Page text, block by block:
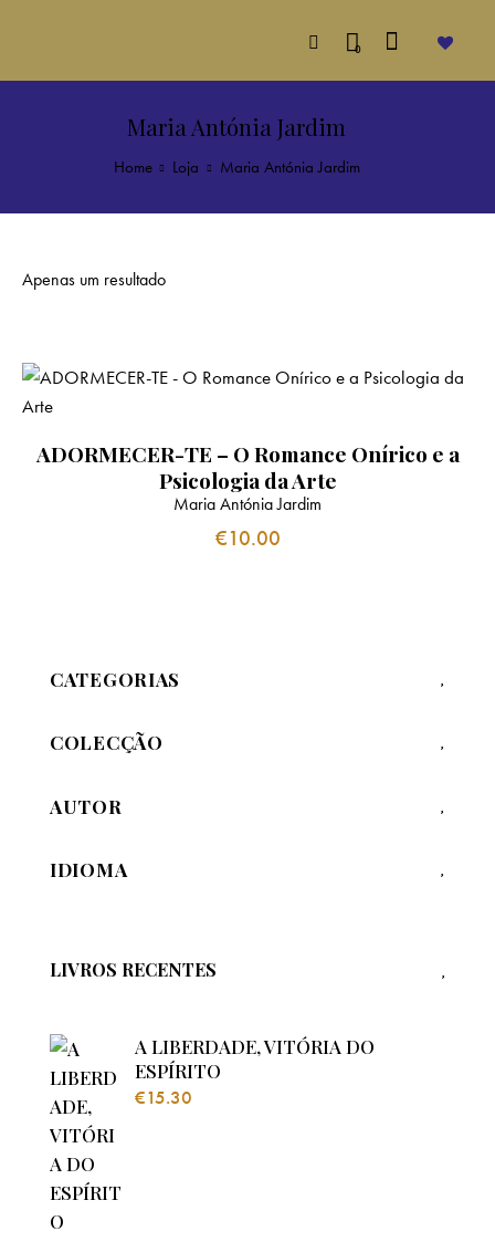
0
Maria Antónia Jardim
Home Loja Maria Antónia Jardim
Apenas um resultado
ADORMECER-TE – O Romance Onírico e a
Psicologia da Arte
Maria Antónia Jardim
€10.00
CATEGORIAS
COLECÇÃO
AUTOR
IDIOMA
LIVROS RECENTES
A LIBERDADE, VITÓRIA DO
ESPÍRITO
€15.30